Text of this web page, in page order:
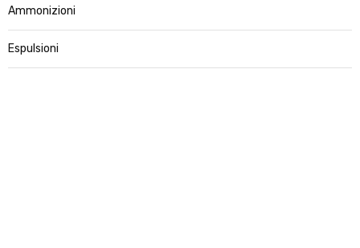
Ammonizioni
Espulsioni